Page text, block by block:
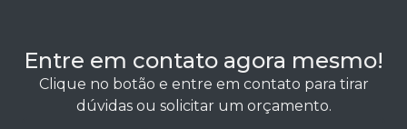
Entre em contato agora mesmo!
Clique no botão e entre em contato para tirar
dúvidas ou solicitar um orçamento.